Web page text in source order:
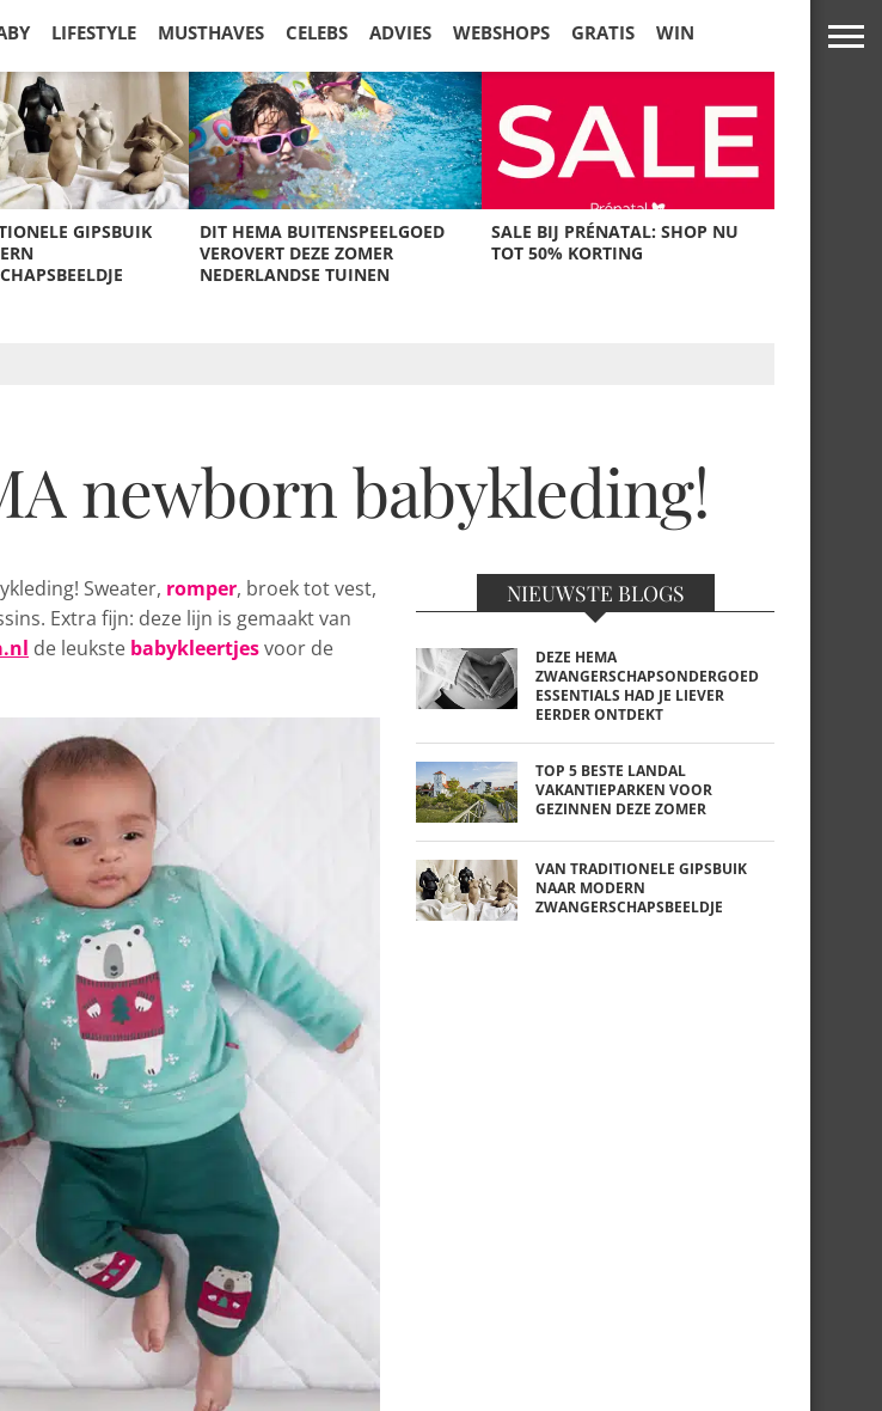
LIFESTYLE MUSTHAVES CELEBS ADVIES WEBSHOPS GRATIS WIN
GIPSBUIK
DIT HEMA BUITENSPEELGOED
VEROVERT DEZE ZOMER
NEDERLANDSE TUINEN
SALE BIJ PRÉNATAL: SHOP NU
TOT 50% KORTING
newborn babykleding!
Sweater, romper, broek tot vest,
Extra fijn: deze lijn is gemaakt van
de leukste babykleertjesvoor de
NIEUWSTE BLOGS
DEZE HEMA
ZWANGERSCHAPSONDERGOED
ESSENTIALS HAD JE LIEVER
EERDER ONTDEKT
TOP 5 BESTE LANDAL
VAKANTIEPARKEN VOOR
GEZINNEN DEZE ZOMER
VAN TRADITIONELE GIPSBUIK
NAAR MODERN
ZWANGERSCHAPSBEELDJE